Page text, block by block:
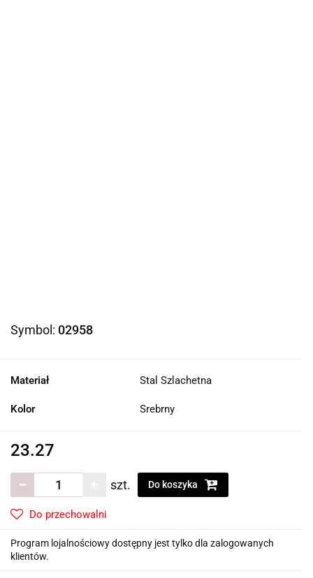
Symbol: 02958
Materiał Stal Szlachetna
Kolor Srebrny
23.27
szt. Do koszyka
Do przechowalni
Program lojalnościowy dostępny jest tylko dla zalogowanych
klientów.